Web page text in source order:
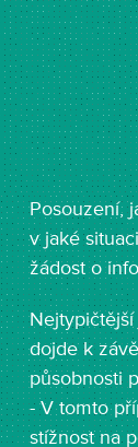
Posouzení,
v jaké
žádost o
dojde k
působnosti
- V tomto
stížnost na